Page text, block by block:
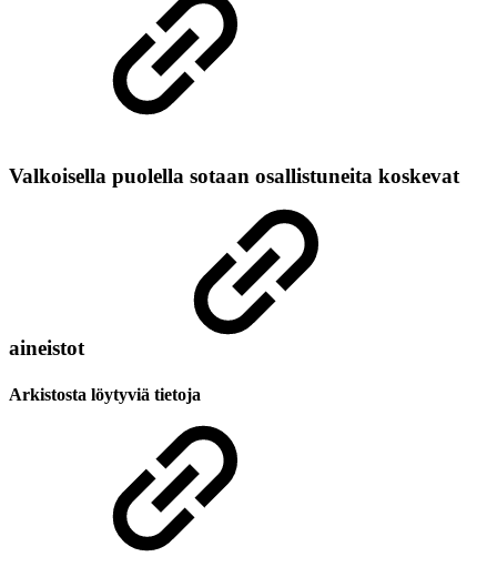
Valkoisella puolella sotaan osallistuneita koskevat
aineistot
Arkistosta löytyviä tietoja